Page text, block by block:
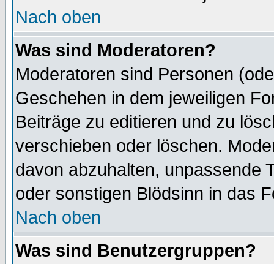
Nach oben
Was sind Moderatoren?
Moderatoren sind Personen
Geschehen in dem jeweiligen
Beiträge zu editieren und zu
verschieben oder löschen.
davon abzuhalten, unpassende
oder sonstigen Blödsinn in das
Nach oben
Was sind Benutzergruppen?